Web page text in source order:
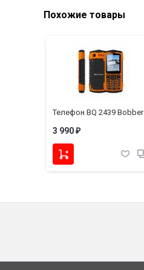
Похожие товары
Телефон BQ 2439 Bobber
3 990 ₽